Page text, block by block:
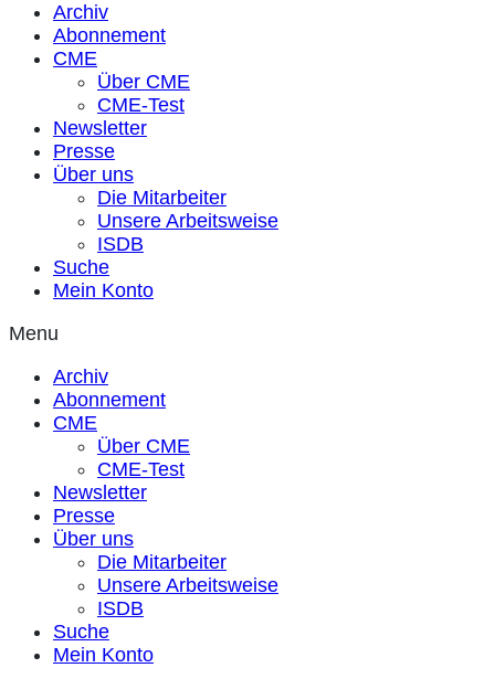
Archiv
Abonnement
CME
Über CME
CME-Test
Newsletter
Presse
Über uns
Die Mitarbeiter
Unsere Arbeitsweise
ISDB
Suche
Mein Konto
Menu
Archiv
Abonnement
CME
Über CME
CME-Test
Newsletter
Presse
Über uns
Die Mitarbeiter
Unsere Arbeitsweise
ISDB
Suche
Mein Konto